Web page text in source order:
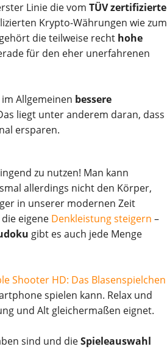
Linie die vom TÜV zertifizierte
Krypto-Währungen wie zum
die teilweise recht hohe
für den eher unerfahrenen
Allgemeinen bessere
liegt unter anderem daran, dass
ersparen.
zu nutzen! Man kann
allerdings nicht den Körper,
in unserer modernen Zeit
eigene Denkleistung steigern –
gibt es auch jede Menge
Shooter HD: Das Blasenspielchen
spielen kann. Relax und
und Alt gleichermaßen eignet.
sind und dieSpieleauswahl